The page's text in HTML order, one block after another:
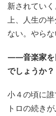
新されてい
上、人生の
ない。やら
——音楽家を
でしょうか？
小４の頃に
トロの続き